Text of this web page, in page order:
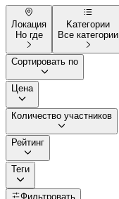
Локация
Но где
Kатегории
Все категории
Сортировать по
Цена
Количество участников
Рейтинг
Теги
Фильтровать